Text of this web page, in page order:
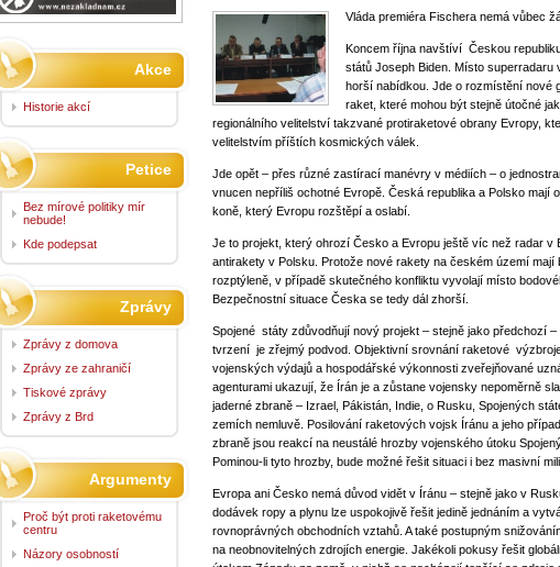
Vláda premiéra Fischera nemá vůbec
Koncem října navštíví Českou
států Joseph Biden. Místo superradaru
horší nabídkou. Jde o rozmístění nové
raket, které mohou být stejně útočné
regionálního velitelství takzvané protiraketové obrany Evropy,
velitelstvím příštích kosmických válek.
Jde opět – přes různé zastírací manévry v médiích – o
vnucen nepříliš ochotné Evropě. Česká republika a Polsko mají
koně, který Evropu rozštěpí a oslabí.
Je to projekt, který ohrozí Česko a Evropu ještě víc než radar v
antirakety v Polsku. Protože nové rakety na českém území mají
rozptýleně, v případě skutečného konfliktu vyvolají místo
Bezpečnostní situace Česka se tedy dál zhorší.
Spojené státy zdůvodňují nový projekt – stejně jako předchozí –
tvrzení je zřejmý podvod. Objektivní srovnání raketové
vojenských výdajů a hospodářské výkonnosti zveřejňované
agenturami ukazují, že Írán je a zůstane vojensky nepoměrně
jaderné zbraně – Izrael, Pákistán, Indie, o Rusku, Spojených
zemích nemluvě. Posilování raketových vojsk Íránu a jeho
zbraně jsou reakcí na neustálé hrozby vojenského útoku
Pominou-li tyto hrozby, bude možné řešit situaci i bez masivní
Evropa ani Česko nemá důvod vidět v Íránu – stejně jako v
dodávek ropy a plynu lze uspokojivě řešit jedině jednáním a
rovnoprávných obchodních vztahů. A také postupným
na neobnovitelných zdrojích energie. Jakékoli pokusy řešit
Akce
Historie akcí
Petice
Bez mírové politiky mír
nebude!
Kde podepsat
Zprávy
Zprávy z domova
Zprávy ze zahraničí
Tiskové zprávy
Zprávy z Brd
Argumenty
Proč být proti raketovému
centru
Názory osobností